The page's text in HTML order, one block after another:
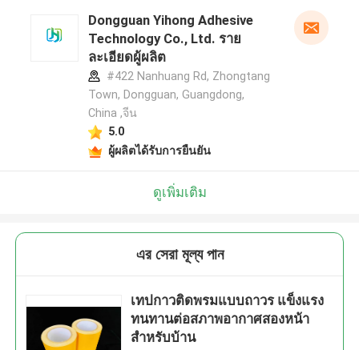
Dongguan Yihong Adhesive
Technology Co., Ltd. ราย
ละเอียดผู้ผลิต
#422 Nanhuang Rd, Zhongtang
Town, Dongguan, Guangdong,
China ,จีน
5.0
ผู้ผลิตได้รับการยืนยัน
ดูเพิ่มเติม
এর সেরা মূল্য পান
เทปกาวติดพรมแบบถาวร แข็งแรง
ทนทานต่อสภาพอากาศสองหน้า
สำหรับบ้าน